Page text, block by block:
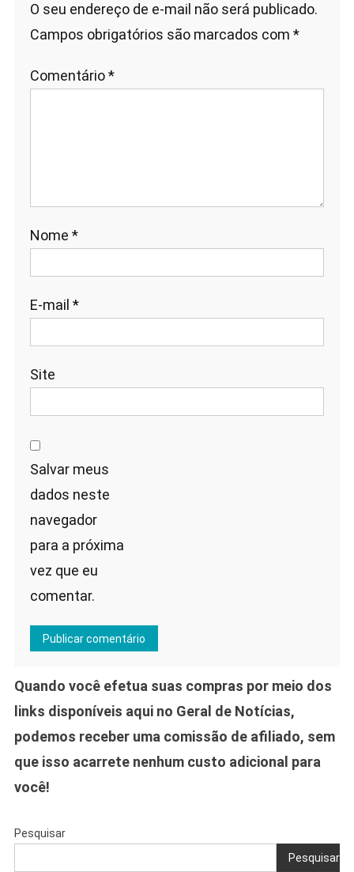
O seu endereço de e-mail não será publicado.
Campos obrigatórios são marcados com *
Comentário*
Nome *
E-mail *
Site
Salvar meus
dados neste
navegador
para a próxima
vez que eu
comentar.
Quando você efetua suas compras por meio dos
links disponíveis aqui no Geral de Notícias,
podemos receber uma comissão de afiliado, sem
que isso acarrete nenhum custo adicional para
você!
Pesquisar
Pesquisar